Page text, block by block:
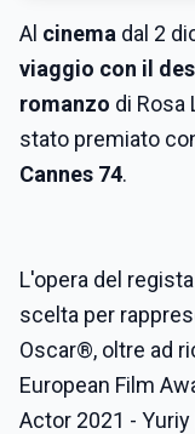
Al cinema dal 2
viaggio con il
romanzo di Rosa
stato premiato
Cannes 74.
L'opera del regista
scelta per
Oscar®, oltre ad
European Film
Actor 2021 -